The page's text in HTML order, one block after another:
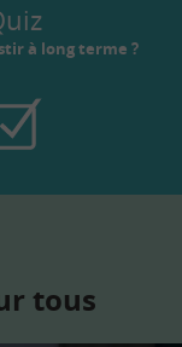
à long terme ?
tous